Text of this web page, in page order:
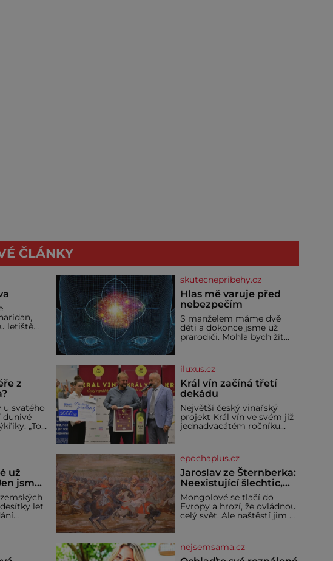
ČLÁNKY
letiště
v cestě.
kávou,
skutecnepribehy.cz
Hlas mě varuje před
nebezpečím
S manželem máme dvě
děti a dokonce jsme už
prarodiči. Mohla bych žít
nabourala mysl. Živím se
jako mzdová účetní a konec
měsíce je pro mě vždy
velice psychicky náročným
máme vnoučata, mi dcera
čím dál častěji volá o
pomoc, co se hlídání týče.
z
u svatého
dunivé
„To
hrobku
tak
dní divné
ustane.
později
iluxus.cz
Král vín začíná třetí
dekádu
Největší český vinařský
projekt Král vín ve svém již
jednadvacátém ročníku
porota z celkem 1260
vzorků od 157 vinařů. Král
vín, který se – i pře
už
jsme
let
stěží.
epochaplus.cz
Jaroslav ze Šternberka:
Neexistující šlechtic,
který z Moravy vyžene
Mongoly
Mongolové se tlačí do
Evropy a hrozí, že ovládnou
celý svět. Ale naštěstí jim v
království, které dokáže
dobyvatelské hordy
nejsemsama.cz